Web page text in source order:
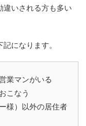
違いされる方も多い
になります。
業マンがいる
こなう
様）以外の居住者